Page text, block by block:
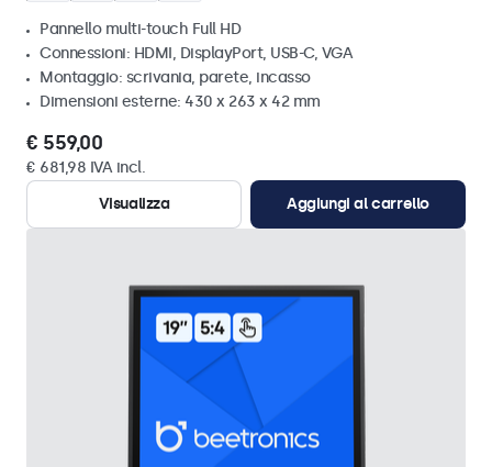
Pannello multi-touch Full HD
Connessioni: HDMI, DisplayPort, USB-C, VGA
Montaggio: scrivania, parete, incasso
Dimensioni esterne: 430 x 263 x 42 mm
€ 559,00
€ 681,98 IVA incl.
Visualizza
Aggiungi al carrello